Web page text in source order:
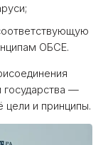
ОБСЕ.
государства —
цели и принципы.